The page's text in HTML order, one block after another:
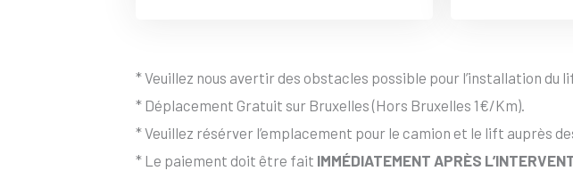
* Veuillez nous avertir des obstacles possible pour l’installation du
* Déplacement Gratuit sur Bruxelles (Hors Bruxelles 1€/Km).
* Veuillez résérver l’emplacement pour le camion et le lift auprès
* Le paiement doit être fait IMMÉDIATEMENT APRÈS